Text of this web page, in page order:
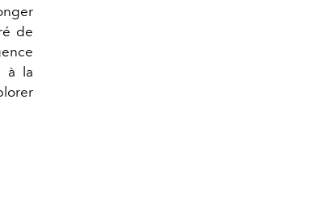
de
à la